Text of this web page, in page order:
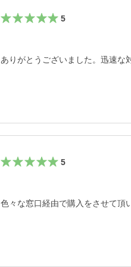
5
ありがとうございました。迅速な
5
色々な窓口経由で購入をさせて頂